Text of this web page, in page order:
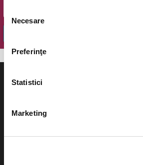
consimțământului
Necesare
Preferinţe
Statistici
Marketing
Cum
Evenimente